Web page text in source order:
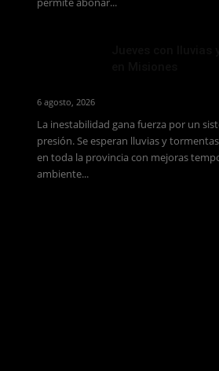
6 agosto, 2026
La inestabilidad gana fuerza por un
presión. Se esperan lluvias y
en toda la provincia con mejoras
ambiente...